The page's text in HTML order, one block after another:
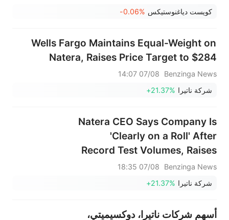
Collection Services
كويست دياغنوستيكس -0.06%
Wells Fargo Maintains Equal-Weight on
Natera, Raises Price Target to $284
Benzinga News
07/08 14:07
شركة ناتيرا +21.37%
Natera CEO Says Company Is
'Clearly on a Roll' After
Record Test Volumes, Raises
Outlook
Benzinga News
07/08 18:35
شركة ناتيرا +21.37%
أسهم شركات ناتيرا، دوكسيميتي،